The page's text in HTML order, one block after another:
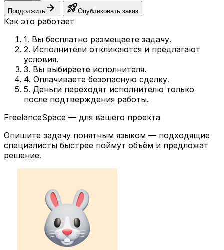
Продолжить arrow_forward rocket_launchОпубликовать заказ
Как это работает
1. Вы бесплатно размещаете задачу.
2. Исполнители откликаются и предлагают
условия.
3. Вы выбираете исполнителя.
4. Оплачиваете безопасную сделку.
5. Деньги переходят исполнителю только
после подтверждения работы.
FreelanceSpace — для вашего проекта
Опишите задачу понятным языком — подходящие
специалисты быстрее поймут объём и предложат
решение.